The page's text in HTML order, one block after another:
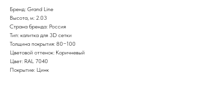
Бренд: Grand Line
Высота, м: 2.03
Страна бренда: Россия
Тип: калитка для 3D сетки
Толщина покрытия: 80−100
Цветовой оттенок: Коричневый
Цвет: RAL 7040
Покрытие: Цинк